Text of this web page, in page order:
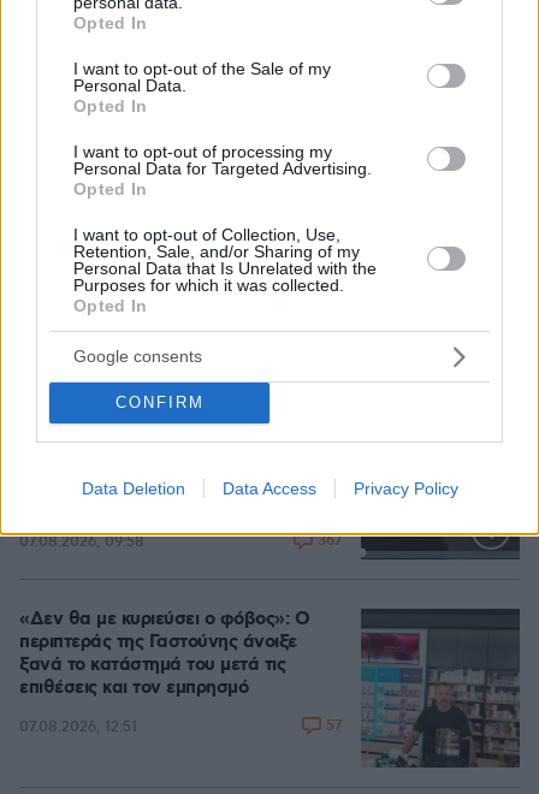
grant or deny consent to Google and its third-party tags to
use your data for below specified purposes in below Google
consent section.
Opted In
I want to opt-out of the Sale of my
Personal Data.
Opted In
I want to opt-out of processing my
Personal Data for Targeted Advertising.
Opted In
I want to opt-out of Collection, Use,
Retention, Sale, and/or Sharing of my
Personal Data that Is Unrelated with the
Purposes for which it was collected.
Opted In
Google consents
CONFIRM
Data Deletion Data Access Privacy Policy
για δολοφονίες μελών της Greek
εκτέλεση με 97 σφαίρες του Βαγγέλη
Ζαμπούνη
Πόσο κοστίζει μία εβδομάδα σε βίλες
- παράδεισους
07.08.2026, 09:43 24
Loaded:
Οικογενειακή τραγωδία στις Σέρρες,
ντοκουμέντο από τη στιγμή της
07.08.2026, 09:58 367
«Δεν θα με κυριεύσει ο φόβος»: Ο
περιπτεράς της Γαστούνης άνοιξε
ξανά το κατάστημά του μετά τις
επιθέσεις και τον εμπρησμό
07.08.2026, 12:51 57